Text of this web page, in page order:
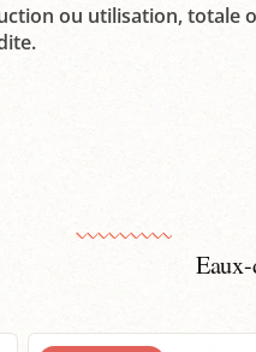
ou utilisation, totale